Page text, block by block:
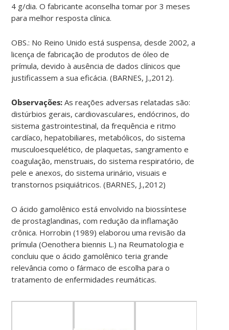
4 g/dia. O fabricante aconselha tomar por 3 meses
para melhor resposta clínica.
OBS.: No Reino Unido está suspensa, desde 2002, a
licença de fabricação de produtos de óleo de
prímula, devido à ausência de dados clínicos que
justificassem a sua eficácia. (BARNES, J.,2012).
Observações: As reações adversas relatadas são:
distúrbios gerais, cardiovasculares, endócrinos, do
sistema gastrointestinal, da frequência e ritmo
cardíaco, hepatobiliares, metabólicos, do sistema
musculoesquelético, de plaquetas, sangramento e
coagulação, menstruais, do sistema respiratório, de
pele e anexos, do sistema urinário, visuais e
transtornos psiquiátricos. (BARNES, J.,2012)
O ácido gamolênico está envolvido na biossíntese
de prostaglandinas, com redução da inflamação
crônica. Horrobin (1989) elaborou uma revisão da
prímula (Oenothera biennis L.) na Reumatologia e
concluiu que o ácido gamolênico teria grande
relevância como o fármaco de escolha para o
tratamento de enfermidades reumáticas.